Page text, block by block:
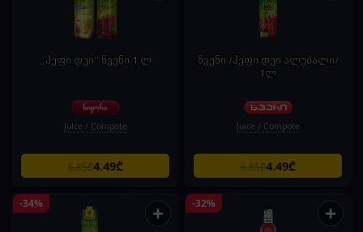
„ჰეფი დეი“ წვენი 1 ლ
Juice / Compote
6.85₾4.49₾
წვენი /ჰეფი დეი ალუბალი/
1ლ
Juice / Compote
6.85₾4.49₾
-34% + -32% +